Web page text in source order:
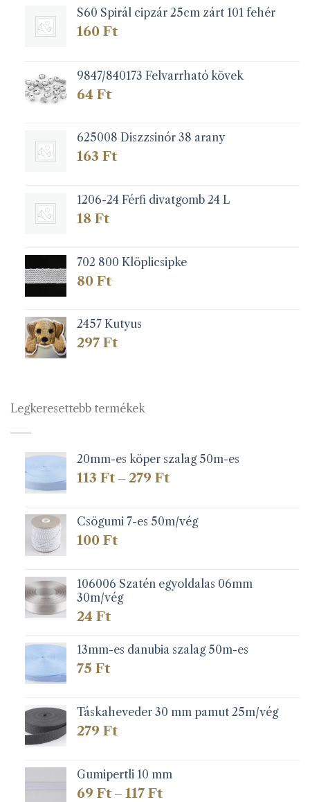
S60 Spirál cipzár 25cm zárt 101 fehér
160 Ft
9847/840173 Felvarrható kövek
64 Ft
625008 Diszzsinór 38 arany
163 Ft
1206-24 Férfi divatgomb 24 L
18 Ft
702 800 Klöplicsipke
80 Ft
2457 Kutyus
297 Ft
Legkeresettebb termékek
20mm-es köper szalag 50m-es
113 Ft – 279 FtÁrtartomány:
279 Ft
Csögumi 7-es 50m/vég
100 Ft
106006 Szatén egyoldalas 06mm
30m/vég
24 Ft
13mm-es danubia szalag 50m-es
75 Ft
Táskaheveder 30 mm pamut 25m/vég
279 Ft
Gumipertli 10 mm
69 Ft – 117 FtÁrtartomány: